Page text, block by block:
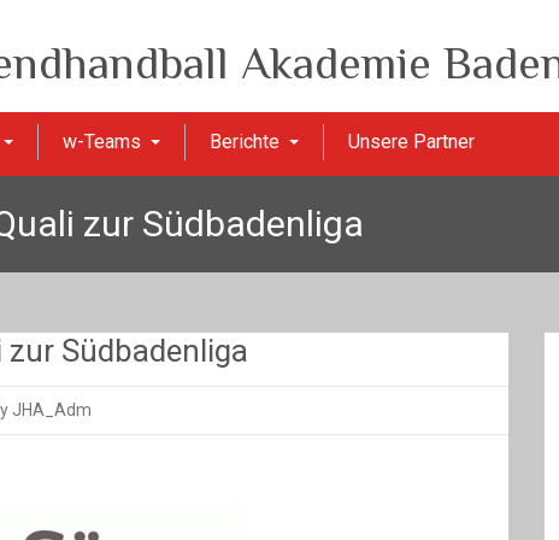
Akademie
w-Teams Berichte Unsere Partner
zur Südbadenliga
zur Südbadenliga
JHA_Adm